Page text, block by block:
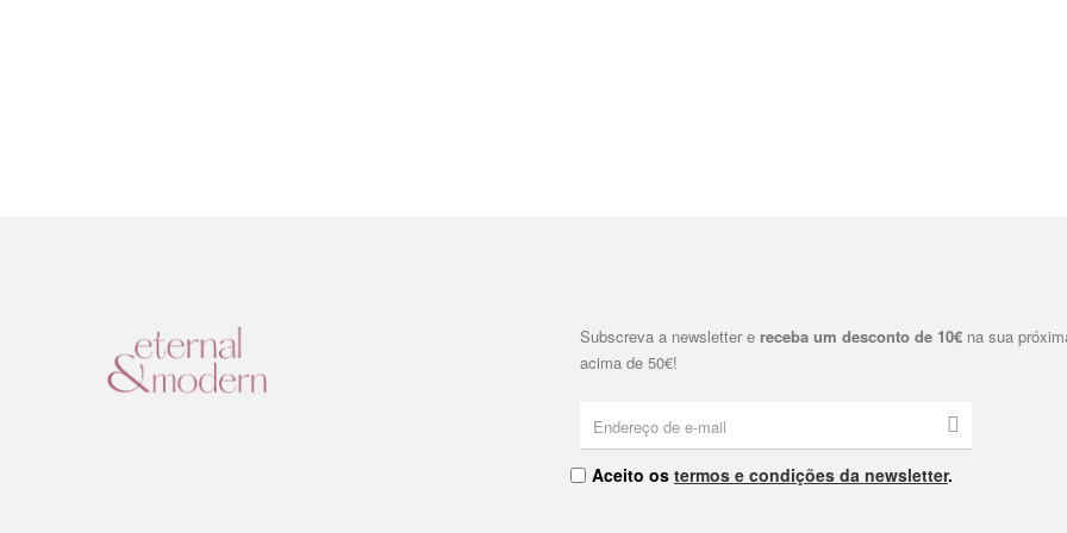
Subscreva a newsletter e receba um desconto de 10€ na sua
acima de 50€!
Aceito os termos e condições da newsletter.